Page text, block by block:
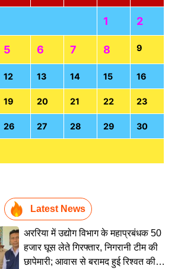
1 2
5 6 7 8 9
12 13 14 15 16
19 20 21 22 23
26 27 28 29 30
Latest News
अररिया में उद्योग विभाग के महाप्रबंधक 50
हजार घूस लेते गिरफ्तार, निगरानी टीम की
छापेमारी; आवास से बरामद हुई रिश्वत की